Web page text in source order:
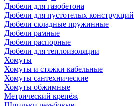
Дюбели для газобетона
Дюбели для пустотелых конструкций
Дюбели складные пружинные
Дюбели рамные
Дюбели распорные
Дюбели для теплоизоляции
Хомуты
Хомуты и стяжки кабельные
Хомуты сантехнические
Хомуты обжимные
Метрический крепёж